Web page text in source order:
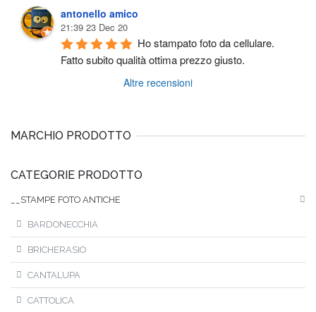
antonello amico
21:39 23 Dec 20
Ho stampato foto da cellulare.
Fatto subito qualità ottima prezzo giusto.
Altre recensioni
MARCHIO PRODOTTO
CATEGORIE PRODOTTO
__STAMPE FOTO ANTICHE
BARDONECCHIA
BRICHERASIO
CANTALUPA
CATTOLICA